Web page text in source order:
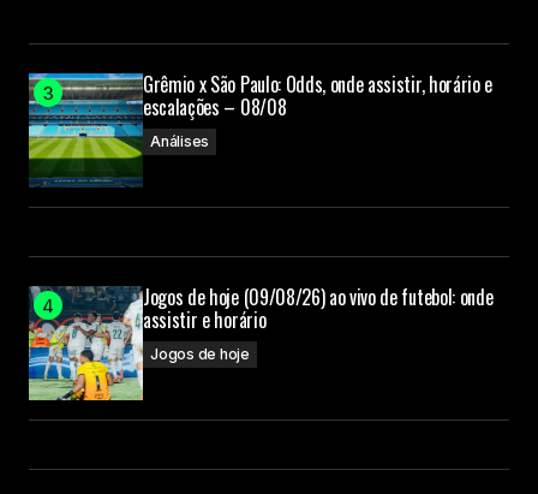
Grêmio x São Paulo: Odds, onde assistir, horário e
escalações – 08/08
Análises
Jogos de hoje (09/08/26) ao vivo de futebol: onde
assistir e horário
Jogos de hoje